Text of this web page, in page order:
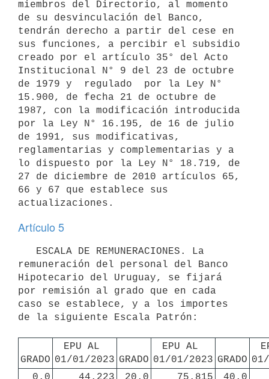
miembros del Directorio, al momento
de su desvinculación del Banco,
tendrán derecho a partir del cese en
sus funciones, a percibir el subsidio
creado por el artículo 35° del Acto
Institucional N° 9 del 23 de octubre
de 1979 y  regulado  por la Ley N°
15.900, de fecha 21 de octubre de
1987, con la modificación introducida
por la Ley N° 16.195, de 16 de julio
de 1991, sus modificativas,
reglamentarias y complementarias y a
lo dispuesto por la Ley N° 18.719, de
27 de diciembre de 2010 artículos 65,
66 y 67 que establece sus
Artículo 5
remuneración del personal del Banco
Hipotecario del Uruguay, se fijará
por remisión al grado que en cada
caso se establece, y a los importes
de la siguiente Escala Patrón:
GRADO
EPU AL
01/01/2023 GRADO
EPU AL
01/01/2023 GRADO